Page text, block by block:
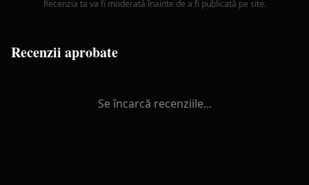
Recenzia ta va fi moderată înainte de a fi publicată pe site.
Recenzii aprobate
Se încarcă recenziile...